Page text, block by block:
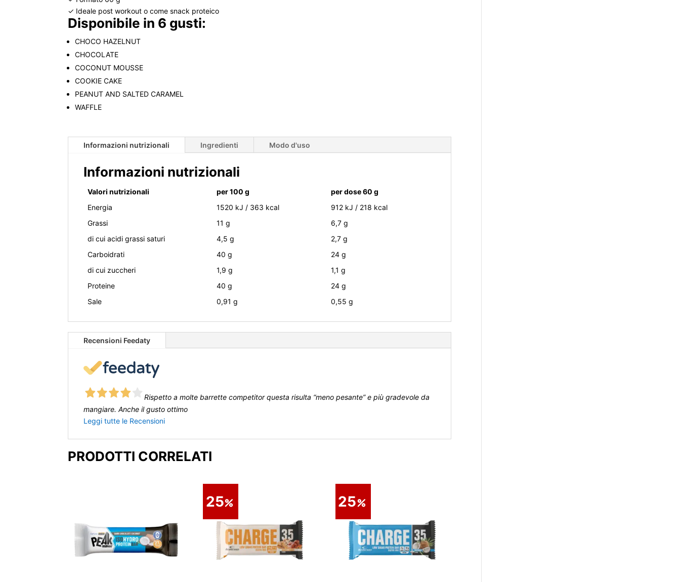
✓ Ideale post workout o come snack proteico
Disponibile in 6 gusti:
CHOCO HAZELNUT
CHOCOLATE
COCONUT MOUSSE
COOKIE CAKE
PEANUT AND SALTED CARAMEL
WAFFLE
Informazioni nutrizionali Ingredienti Modo d'uso
Informazioni nutrizionali
Valori nutrizionali per 100 g
per dose 60 g
Energia
1520 kJ / 363 kcal
912 kJ / 218 kcal
Grassi
11 g
6,7 g
di cui acidi grassi saturi
4,5 g
2,7 g
Carboidrati
40 g
24 g
di cui zuccheri
1,9 g
1,1 g
Proteine
40 g
24 g
Sale
0,91 g 0,55 g
Recensioni Feedaty
Rispetto a molte barrette competitor questa risulta “meno pesante” e più gradevole da
mangiare. Anche il gusto ottimo
Leggi tutte le Recensioni
PRODOTTI CORRELATI
25 25